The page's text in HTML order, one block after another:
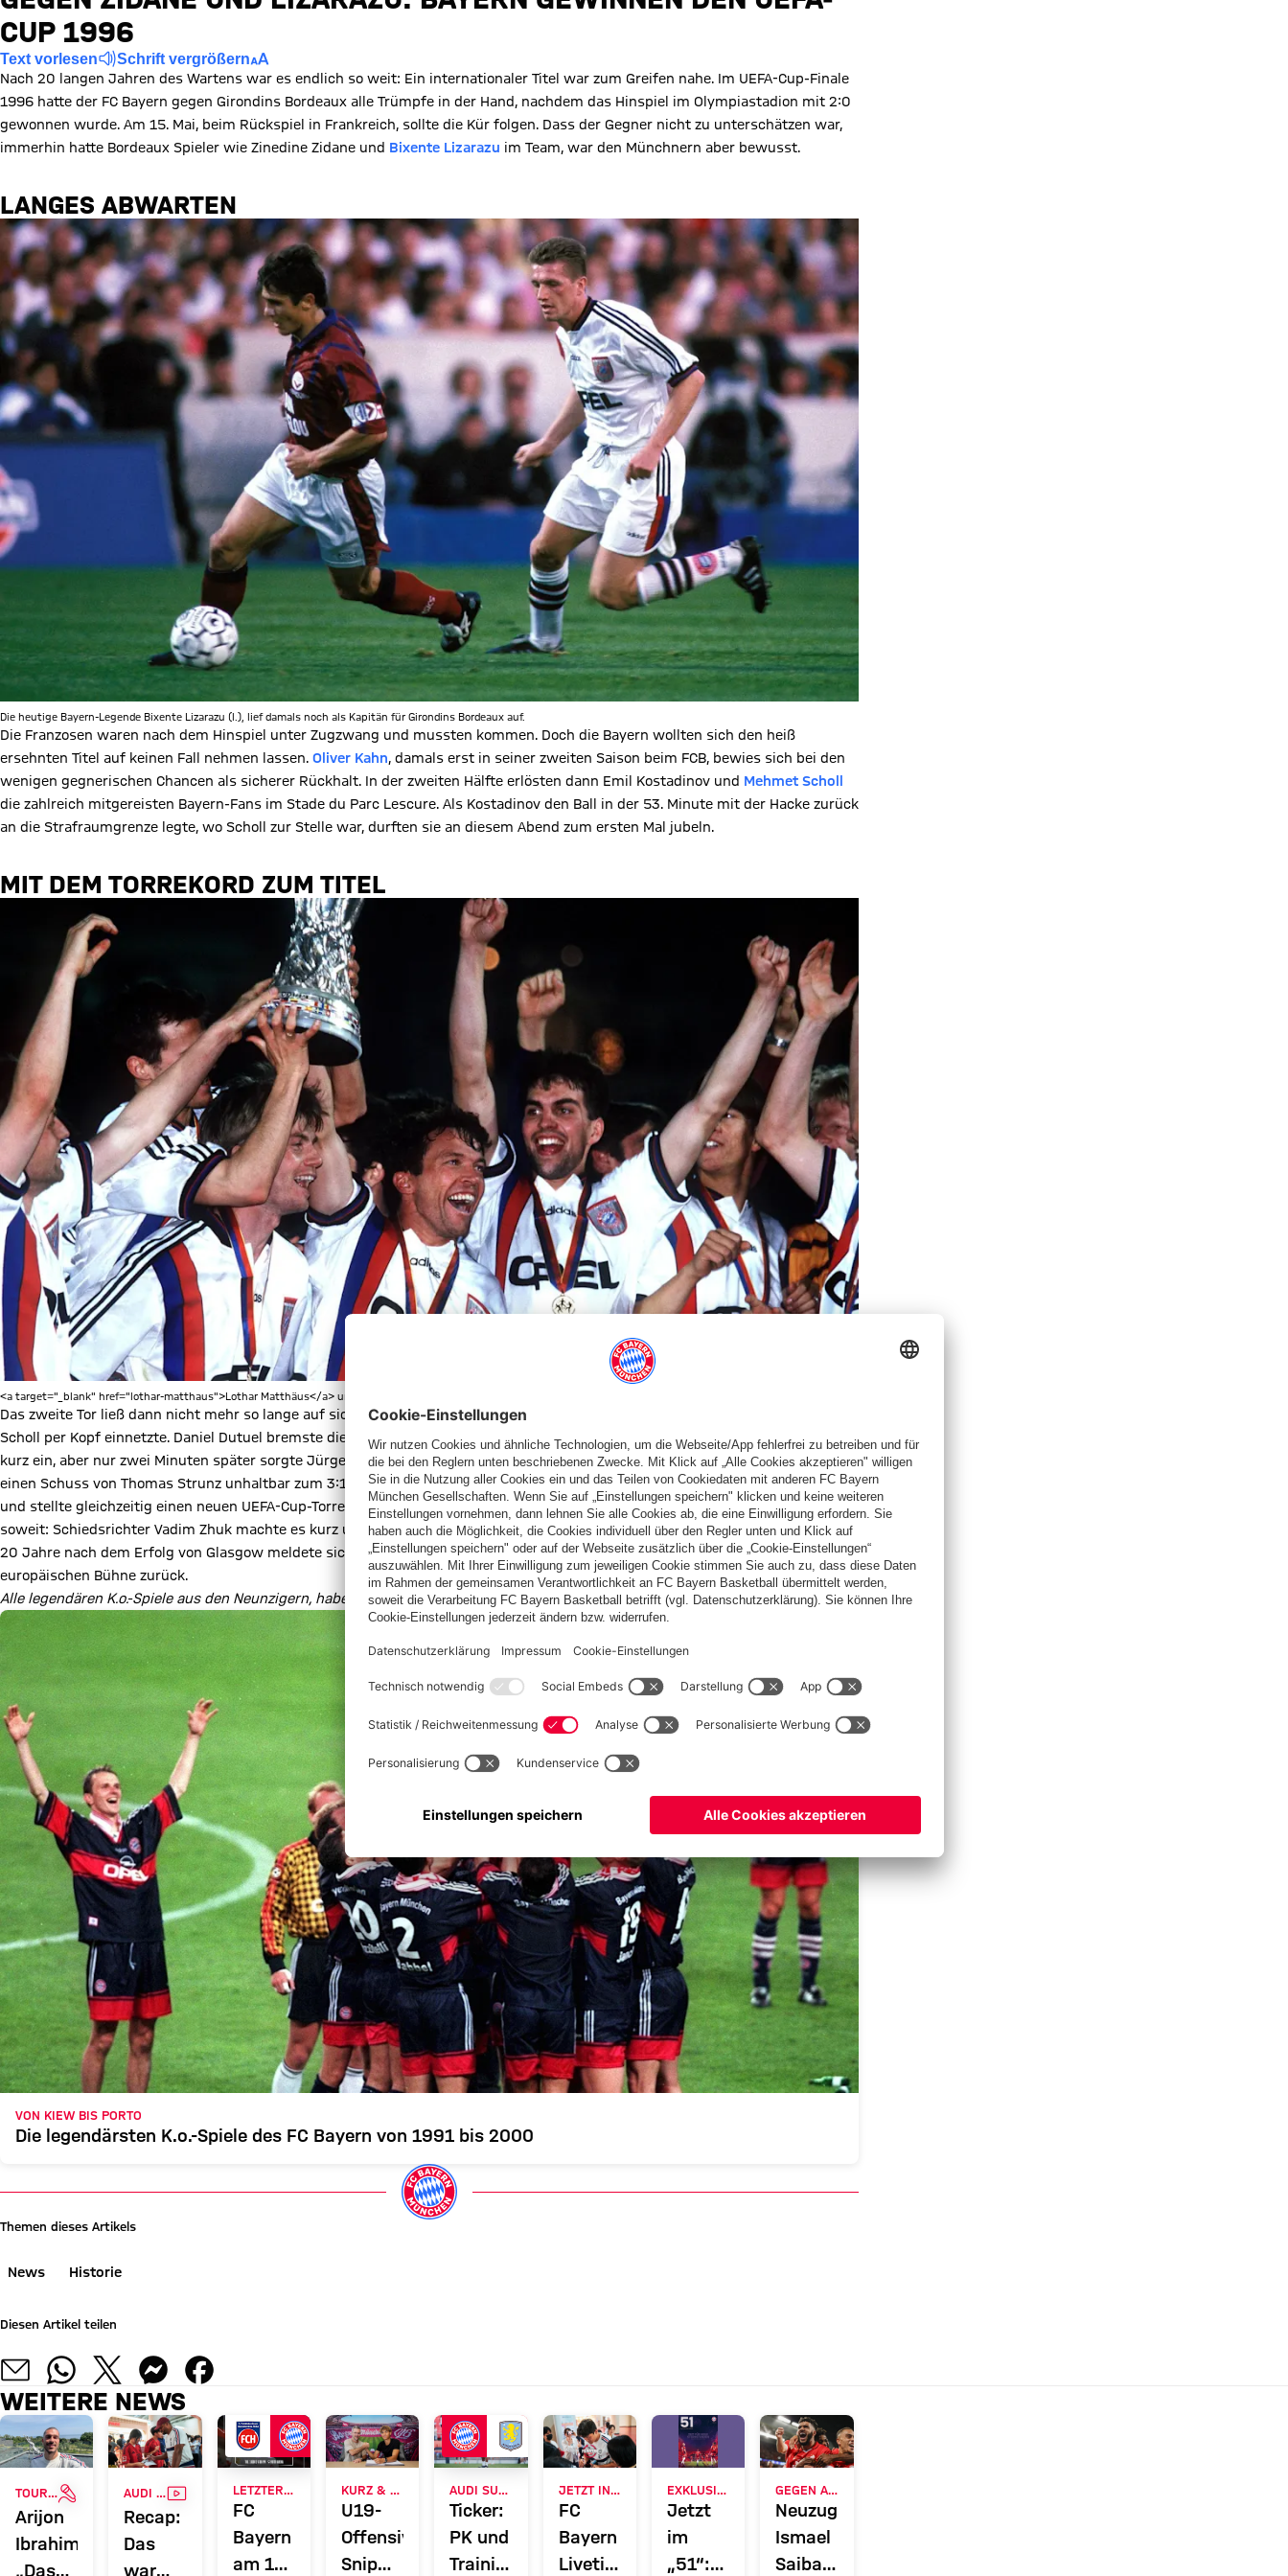
CUP 1996
Text vorlesen Schrift vergrößern
Nach 20 langen Jahren des Wartens war es endlich so weit: Ein internationaler Titel war zum Greifen nahe. Im UEFA-Cup-Finale
1996 hatte der FC Bayern gegen Girondins Bordeaux alle Trümpfe in der Hand, nachdem das Hinspiel im Olympiastadion mit 2:0
gewonnen wurde. Am 15. Mai, beim Rückspiel in Frankreich, sollte die Kür folgen. Dass der Gegner nicht zu unterschätzen war,
immerhin hatte Bordeaux Spieler wie Zinedine Zidane und Bixente Lizarazu im Team, war den Münchnern aber bewusst.
LANGES ABWARTEN
Die heutige Bayern-Legende Bixente Lizarazu (l.), lief damals noch als Kapitän für Girondins Bordeaux auf.
Die Franzosen waren nach dem Hinspiel unter Zugzwang und mussten kommen. Doch die Bayern wollten sich den heiß
ersehnten Titel auf keinen Fall nehmen lassen. Oliver Kahn, damals erst in seiner zweiten Saison beim FCB, bewies sich bei den
wenigen gegnerischen Chancen als sicherer Rückhalt. In der zweiten Hälfte erlösten dann Emil Kostadinov und Mehmet Scholl
die zahlreich mitgereisten Bayern-Fans im Stade du Parc Lescure. Als Kostadinov den Ball in der 53. Minute mit der Hacke zurück
an die Strafraumgrenze legte, wo Scholl zur Stelle war, durften sie an diesem Abend zum ersten Mal jubeln.
MIT DEM TORREKORD ZUM TITEL
<a target="_blank" href="lothar-matthaus">Lothar Matthäus</a> und Co. mit dem heiß ersehnten UEFA-Cup.
Das zweite Tor ließ dann nicht mehr so lange auf sich warten. Dieses Mal war es Kostadinov selbst, der nach einem Eckball von
Scholl per Kopf einnetzte. Daniel Dutuel bremste die Euphorie der Bayern in 76. Minute durch den Aschlusstreffer zwar nochmal
kurz ein, aber nur zwei Minuten später sorgte Jürgen Klinsmann (78.) für die endgültige Entscheidung. Der Stürmer fälschte
einen Schuss von Thomas Strunz unhaltbar zum 3:1 ins Tor ab. Mit seinem 15. Turniertreffer wurde Klinsmann Torschützenkönig
und stellte gleichzeitig einen neuen UEFA-Cup-Torrekord auf. Die Fans zählten die letzten 13 Minuten hinunter und dann war es
soweit: Schiedsrichter Vadim Zhuk machte es kurz und knapp und ließ die Münchner nach nur 21 Sekunden Nachspielzeit feiern.
20 Jahre nach dem Erfolg von Glasgow meldete sich der FC Bayern unter der Leitung von TrainerFranz Beckenbauerauf der
europäischen Bühne zurück.
Alle legendären K.o.-Spiele aus den Neunzigern, haben wir hier für Euch zusammengefasst:
VON KIEW BIS PORTO
Die legendärsten K.o.-Spiele des FC Bayern von 1991 bis 2000
Themen dieses Artikels
News Historie
Diesen Artikel teilen
WEITERE NEWS
TOUR TALKINTERVIEW
Arijon
Ibrahimović:
„Das
AUDI SUMMER TOUR 2026VIDEO
Recap:
Das
war
FC
Bayern
am 18.
U19-
Offensivtalent
Snip
Ticker:
PK und
Training
FC
Bayern
Liveticker:
Jetzt
im
„51“:
Neuzugang
Ismael
Saibari